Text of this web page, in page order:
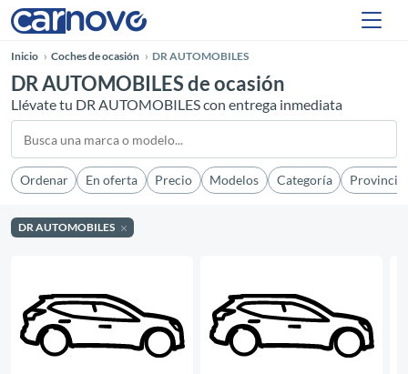
Inicio Coches de ocasión DR AUTOMOBILES
DR AUTOMOBILES de ocasión
Llévate tu DR AUTOMOBILES con entrega inmediata
Ordenar En oferta Precio Modelos Categoría Provincia
DR AUTOMOBILES